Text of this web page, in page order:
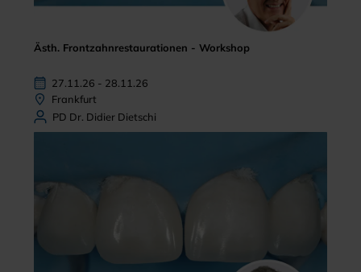
Ästh. Frontzahnrestaurationen - Workshop
27.11.26 - 28.11.26
Frankfurt
PD Dr. Didier Dietschi